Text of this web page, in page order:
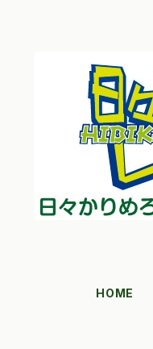
HOME